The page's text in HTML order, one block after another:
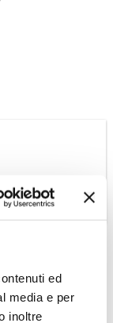
ed
media e per
inoltre